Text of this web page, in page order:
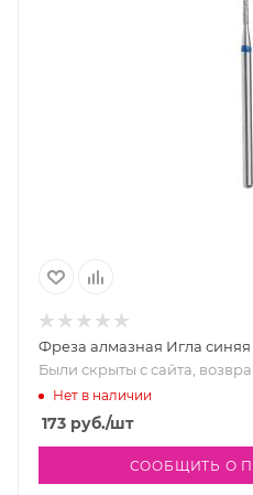
Фреза алмазная Игла
Были скрыты с сайта,
Нет в наличии
173 руб./шт
СООБЩИТЬ О